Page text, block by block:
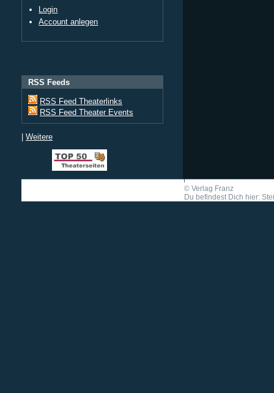
Login
Account anlegen
RSS Feeds
RSS Feed Theaterlinks
RSS Feed Theater Events
| Weitere
© Verlag Franz
Du befindest Dich hier: